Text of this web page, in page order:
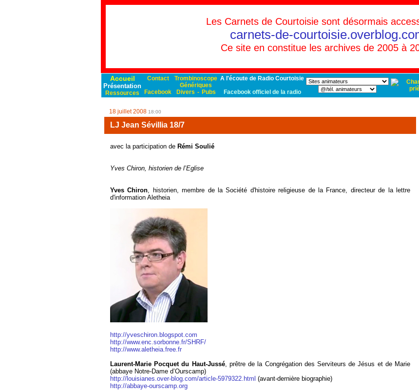
Les Carnets de Courtoisie sont désormais
carnets-de-
Ce site en constitue les archives de 2005 à
Accueil
Présentation
Ressources
Contact
Facebook
Trombinoscope
Génériques
Divers - Pubs
A l'écoute de Radio Courtoisie
Facebook officiel de la radio
18 juillet 2008 18:00
LJ Jean Sévillia 18/7
avec la participation de Rémi Soulié
Yves Chiron, historien de l’Eglise
Yves Chiron, historien, membre de la Société d'histoire religieuse de la France, directeur de la lettre
d'information Aletheia
http://yveschiron.blogspot.com
http://www.enc.sorbonne.fr/SHRF/
http://www.aletheia.free.fr
Laurent-Marie Pocquet du Haut-Jussé, prêtre de la Congrégation des Serviteurs de Jésus et de Marie
(abbaye Notre-Dame d’Ourscamp)
http://louisianes.over-blog.com/article-5979322.html (avant-dernière biographie)
http://abbaye-ourscamp.org